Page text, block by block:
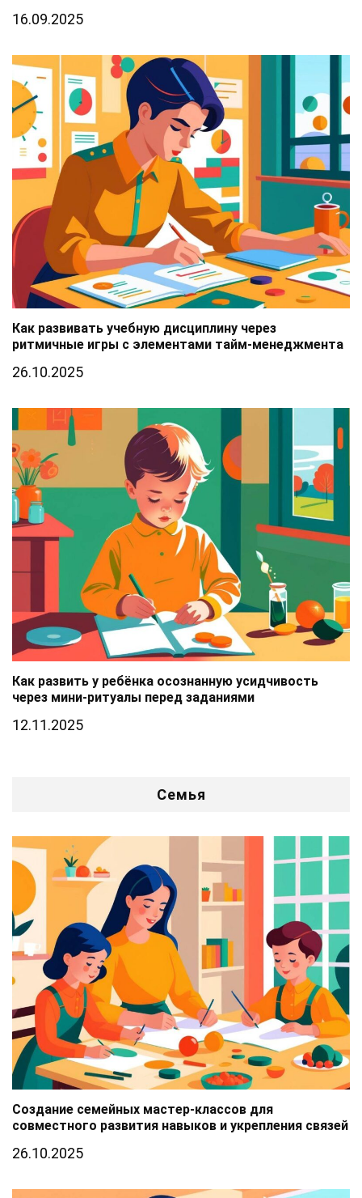
16.09.2025
Как развивать учебную дисциплину через
ритмичные игры с элементами тайм-менеджмента
26.10.2025
Как развить у ребёнка осознанную усидчивость
через мини-ритуалы перед заданиями
12.11.2025
Семья
Создание семейных мастер-классов для
совместного развития навыков и укрепления связей
26.10.2025